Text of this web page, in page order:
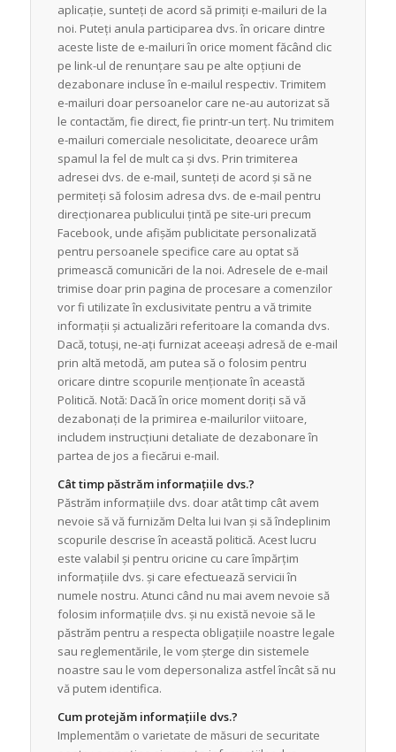
aplicație, sunteți de acord să primiți e-mailuri de la
noi. Puteți anula participarea dvs. în oricare dintre
aceste liste de e-mailuri în orice moment făcând clic
pe link-ul de renunțare sau pe alte opțiuni de
dezabonare incluse în e-mailul respectiv. Trimitem
e-mailuri doar persoanelor care ne-au autorizat să
le contactăm, fie direct, fie printr-un terț. Nu trimitem
e-mailuri comerciale nesolicitate, deoarece urâm
spamul la fel de mult ca și dvs. Prin trimiterea
adresei dvs. de e-mail, sunteți de acord și să ne
permiteți să folosim adresa dvs. de e-mail pentru
direcționarea publicului țintă pe site-uri precum
Facebook, unde afișăm publicitate personalizată
pentru persoanele specifice care au optat să
primească comunicări de la noi. Adresele de e-mail
trimise doar prin pagina de procesare a comenzilor
vor fi utilizate în exclusivitate pentru a vă trimite
informații și actualizări referitoare la comanda dvs.
Dacă, totuși, ne-ați furnizat aceeași adresă de e-mail
prin altă metodă, am putea să o folosim pentru
oricare dintre scopurile menționate în această
Politică. Notă: Dacă în orice moment doriți să vă
dezabonați de la primirea e-mailurilor viitoare,
includem instrucțiuni detaliate de dezabonare în
partea de jos a fiecărui e-mail.
Cât timp păstrăm informațiile dvs.?
Păstrăm informațiile dvs. doar atât timp cât avem
nevoie să vă furnizăm Delta lui Ivan și să îndeplinim
scopurile descrise în această politică. Acest lucru
este valabil și pentru oricine cu care împărțim
informațiile dvs. și care efectuează servicii în
numele nostru. Atunci când nu mai avem nevoie să
folosim informațiile dvs. și nu există nevoie să le
păstrăm pentru a respecta obligațiile noastre legale
sau reglementările, le vom șterge din sistemele
noastre sau le vom depersonaliza astfel încât să nu
vă putem identifica.
Cum protejăm informațiile dvs.?
Implementăm o varietate de măsuri de securitate